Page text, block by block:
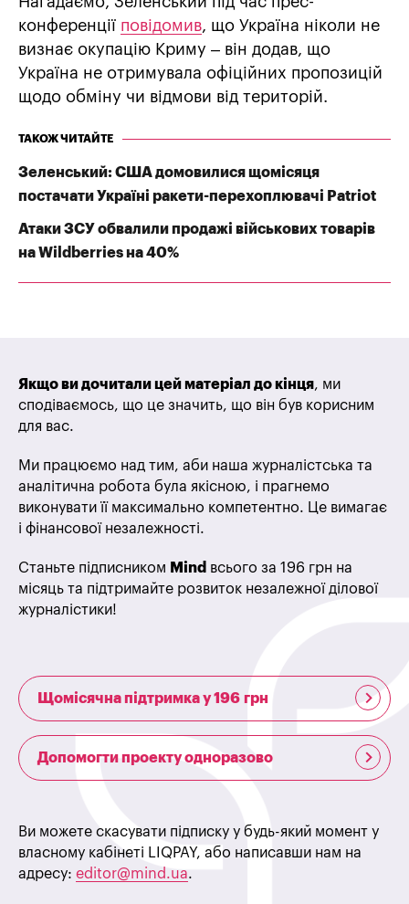
конференції повідомив, що Україна ніколи не
визнає окупацію Криму – він додав, що
Україна не отримувала офіційних пропозицій
щодо обміну чи відмови від територій.
ТАКОЖ ЧИТАЙТЕ
Зеленський: США домовилися щомісяця
постачати Україні ракети-перехоплювачі Patriot
Атаки ЗСУ обвалили продажі військових товарів
на Wildberries на 40%
Якщо ви дочитали цей матеріал до кінця, ми
сподіваємось, що це значить, що він був корисним
для вас.
Ми працюємо над тим, аби наша журналістська та
аналітична робота була якісною, і прагнемо
виконувати її максимально компетентно. Це вимагає
і фінансової незалежності.
Станьте підписником Mind всього за 196 грн на
місяць та підтримайте розвиток незалежної ділової
журналістики!
Щомісячна підтримка у 196 грн
Допомогти проекту одноразово
Ви можете скасувати підписку у будь-який момент у
власному кабінеті LIQPAY, або написавши нам на
адресу: editor@mind.ua.